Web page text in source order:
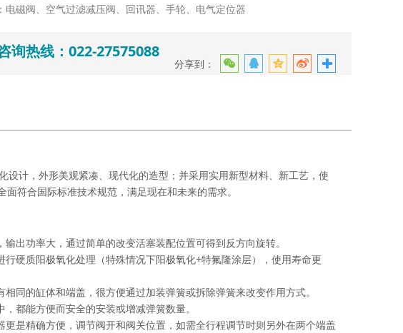
电磁阀、空气过滤减压阀、回讯器、手轮、电气定位器
询热线：022-27575088
分享到：
计，外形美观紧凑、现代化的造型；并采用实用新型材料、新工艺，使
符合国际标准技术规范，满足现在和未来的需求。
出功率大，通过简单的改变活塞装配位置可得到反方向旋转。
硬质阳极氧化处理（特殊情况下阳极氧化+特氟隆涂层），使用寿命更
同的缸体和端盖，很方便通过加装弹簧或拆除弹簧来改变作用方式。
都能方便而安全的安装或增减弹簧数量。
是精确方便，调节阀开和阀关位置，如需全行程调节时则另外在两个端盖